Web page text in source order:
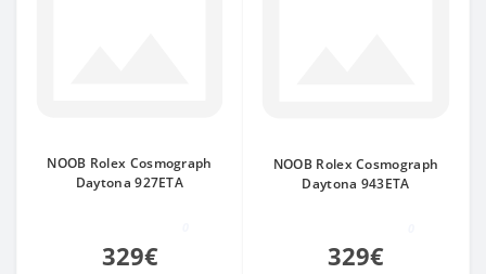
NOOB Rolex Cosmograph
Daytona 927ETA
329€
NOOB Rolex Cosmograph
Daytona 943ETA
329€